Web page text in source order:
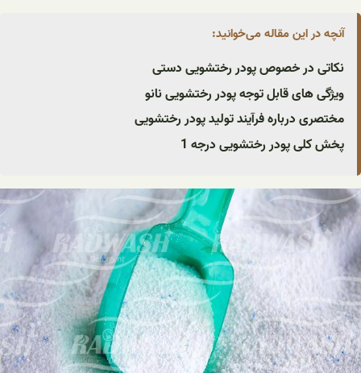
آنچه در این مقاله می‌خوانید:
نکاتی در خصوص پودر رختشویی دستی
ویژگی های قابل توجه پودر رختشویی نانو
مختصری درباره فرآیند تولید پودر رختشویی
پخش کلی پودر رختشویی درجه 1